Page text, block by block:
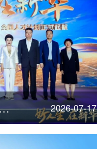
年点亮三十城”全国人才计划 2026-07-17